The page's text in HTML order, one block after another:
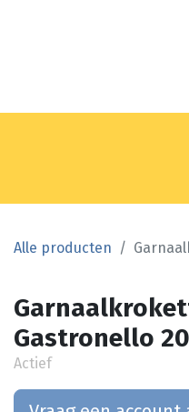
Alle producten
Gastronello
Actief